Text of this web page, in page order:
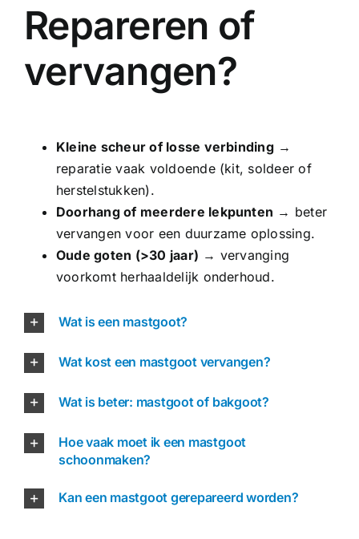
Repareren of
vervangen?
Kleine scheur of losse verbinding→
reparatie vaak voldoende (kit, soldeer of
herstelstukken).
Doorhang of meerdere lekpunten → beter
vervangen voor een duurzame oplossing.
Oude goten (>30 jaar) → vervanging
voorkomt herhaaldelijk onderhoud.
Wat is een mastgoot?
Wat kost een mastgoot vervangen?
Wat is beter: mastgoot of bakgoot?
Hoe vaak moet ik een mastgoot
schoonmaken?
Kan een mastgoot gerepareerd worden?